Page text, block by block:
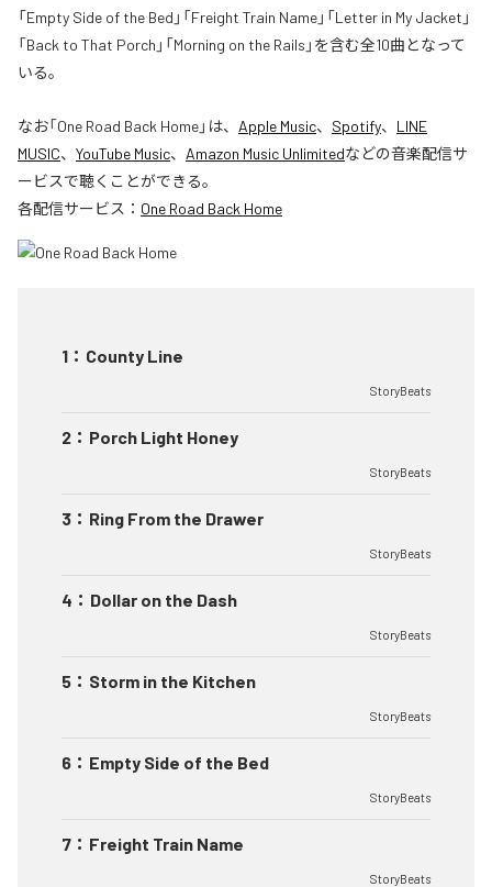
「Empty Side of the Bed」「Freight Train Name」「Letter in My Jacket」
「Back to That Porch」「Morning on the Rails」を含む全10曲となって
いる。
なお「One Road Back Home」は、 Apple Music、 Spotify、 LINE
MUSIC、 YouTube Music、 Amazon Music Unlimitedなどの音楽配信サ
ービスで聴くことができる。
各配信サービス： One Road Back Home
1 ： County Line
StoryBeats
2 ： Porch Light Honey
StoryBeats
3 ： Ring From the Drawer
StoryBeats
4 ： Dollar on the Dash
StoryBeats
5 ： Storm in the Kitchen
StoryBeats
6 ： Empty Side of the Bed
StoryBeats
7 ： Freight Train Name
StoryBeats